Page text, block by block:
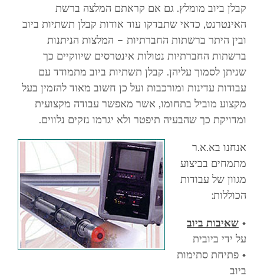
קבלן ביוב מומלץ. גם אם קראתם המלצה ברשת
האינטרנט, כדאי שתבדקו עוד אודות קבלן תשתיות ביוב
ובין היתר ברשתות החברתיות – המלצות הניתנות
ברשתות החברתיות נטולות אינטרסים שיווקיים כך
שניתן לסמוך עליהן. קבלן תשתיות ביוב מתמודד עם
עבודות עדינות ומורכבות ועל כן חשוב מאוד להזמין בעל
מקצוע מוביל בתחומו, אשר מאפשר עבודה מקצועית
ומדויקת כך שהבעיה תיפטר ולא יגרמו נזקים נלווים.
אנחנו בא.א.ר
מתמחים בביצוע
מגוון של עבודות
הכוללות:
• שאיבות ביוב
על ידי ביובית
• פתיחת סתימות
ביוב